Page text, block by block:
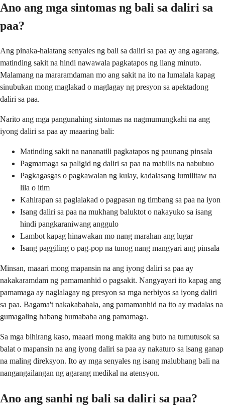
Ano ang mga sintomas ng bali sa daliri sa
paa?
Ang pinaka-halatang senyales ng bali sa daliri sa paa ay ang agarang,
matinding sakit na hindi nawawala pagkatapos ng ilang minuto.
Malamang na mararamdaman mo ang sakit na ito na lumalala kapag
sinubukan mong maglakad o maglagay ng presyon sa apektadong
daliri sa paa.
Narito ang mga pangunahing sintomas na nagmumungkahi na ang
iyong daliri sa paa ay maaaring bali:
Matinding sakit na nananatili pagkatapos ng paunang pinsala
Pagmamaga sa paligid ng daliri sa paa na mabilis na nabubuo
Pagkagasgas o pagkawalan ng kulay, kadalasang lumilitaw na
lila o itim
Kahirapan sa paglalakad o pagpasan ng timbang sa paa na iyon
Isang daliri sa paa na mukhang baluktot o nakayuko sa isang
hindi pangkaraniwang anggulo
Lambot kapag hinawakan mo nang marahan ang lugar
Isang paggiling o pag-pop na tunog nang mangyari ang pinsala
Minsan, maaari mong mapansin na ang iyong daliri sa paa ay
nakakaramdam ng pamamanhid o pagsakit. Nangyayari ito kapag ang
pamamaga ay naglalagay ng presyon sa mga nerbiyos sa iyong daliri
sa paa. Bagama't nakakabahala, ang pamamanhid na ito ay madalas na
gumagaling habang bumababa ang pamamaga.
Sa mga bihirang kaso, maaari mong makita ang buto na tumutusok sa
balat o mapansin na ang iyong daliri sa paa ay nakaturo sa isang ganap
na maling direksyon. Ito ay mga senyales ng isang malubhang bali na
nangangailangan ng agarang medikal na atensyon.
Ano ang sanhi ng bali sa daliri sa paa?